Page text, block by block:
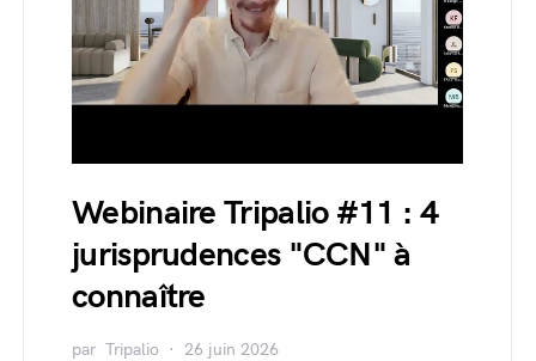
Webinaire Tripalio #11 : 4
jurisprudences "CCN" à
connaître
par Tripalio 26 juin 2026